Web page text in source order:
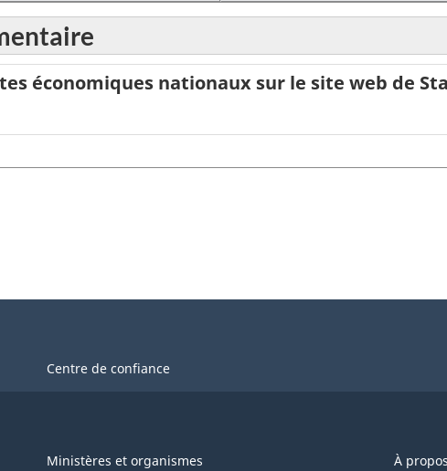
économiques nationaux sur le site web de
Centre de confiance
Ministères et organismes À